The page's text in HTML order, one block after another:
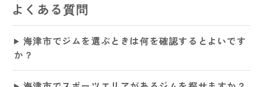
よくある質問
海津市でジムを選ぶときは何を確認するとよいです
か？